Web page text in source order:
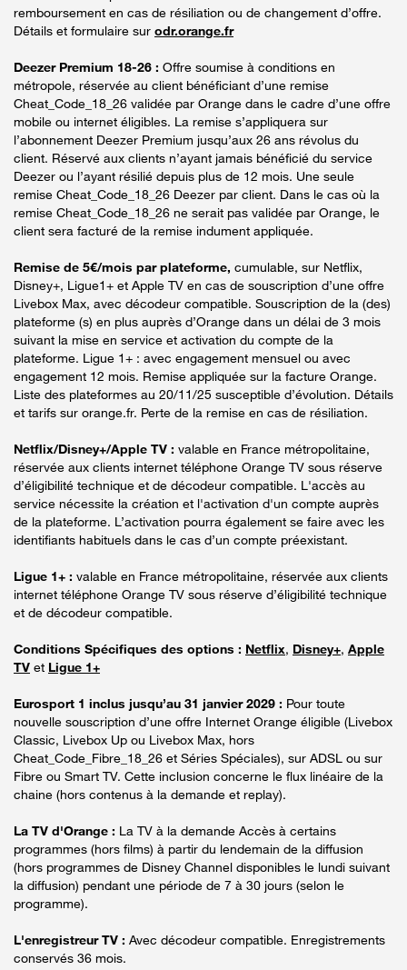
remboursement en cas de résiliation ou de changement d’offre.
Détails et formulaire sur odr.orange.fr
Deezer Premium 18-26 : Offre soumise à conditions en
métropole, réservée au client bénéficiant d’une remise
Cheat_Code_18_26 validée par Orange dans le cadre d’une offre
mobile ou internet éligibles. La remise s’appliquera sur
l’abonnement Deezer Premium jusqu’aux 26 ans révolus du
client. Réservé aux clients n’ayant jamais bénéficié du service
Deezer ou l’ayant résilié depuis plus de 12 mois. Une seule
remise Cheat_Code_18_26 Deezer par client. Dans le cas où la
remise Cheat_Code_18_26 ne serait pas validée par Orange, le
client sera facturé de la remise indument appliquée.
Remise de 5€/mois par plateforme, cumulable, sur Netflix,
Disney+, Ligue1+ et Apple TV en cas de souscription d’une offre
Livebox Max, avec décodeur compatible. Souscription de la (des)
plateforme (s) en plus auprès d’Orange dans un délai de 3 mois
suivant la mise en service et activation du compte de la
plateforme. Ligue 1+ : avec engagement mensuel ou avec
engagement 12 mois. Remise appliquée sur la facture Orange.
Liste des plateformes au 20/11/25 susceptible d’évolution. Détails
et tarifs sur orange.fr. Perte de la remise en cas de résiliation.
Netflix/Disney+/Apple TV : valable en France métropolitaine,
réservée aux clients internet téléphone Orange TV sous réserve
d’éligibilité technique et de décodeur compatible. L'accès au
service nécessite la création et l'activation d'un compte auprès
de la plateforme. L’activation pourra également se faire avec les
identifiants habituels dans le cas d’un compte préexistant.
Ligue 1+ : valable en France métropolitaine, réservée aux clients
internet téléphone Orange TV sous réserve d’éligibilité technique
et de décodeur compatible.
Conditions Spécifiques des options : Netflix, Disney+, Apple
TV et Ligue 1+
Eurosport 1 inclus jusqu’au 31 janvier 2029 : Pour toute
nouvelle souscription d’une offre Internet Orange éligible (Livebox
Classic, Livebox Up ou Livebox Max, hors
Cheat_Code_Fibre_18_26 et Séries Spéciales), sur ADSL ou sur
Fibre ou Smart TV. Cette inclusion concerne le flux linéaire de la
chaine (hors contenus à la demande et replay).
La TV d'Orange : La TV à la demande Accès à certains
programmes (hors films) à partir du lendemain de la diffusion
(hors programmes de Disney Channel disponibles le lundi suivant
la diffusion) pendant une période de 7 à 30 jours (selon le
programme).
L'enregistreur TV : Avec décodeur compatible. Enregistrements
conservés 36 mois.